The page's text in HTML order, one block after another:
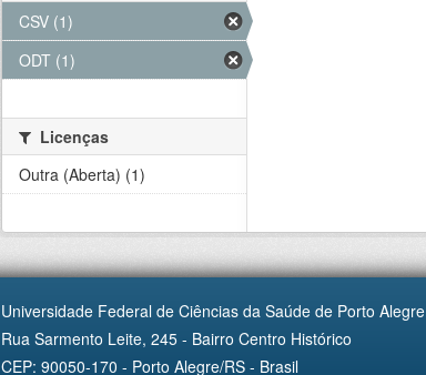
CSV (1)
ODT (1)
Licenças
Outra (Aberta) (1)
Universidade Federal de Ciências da Saúde de Porto Alegre
Rua Sarmento Leite, 245 - Bairro Centro Histórico
CEP: 90050-170 - Porto Alegre/RS - Brasil